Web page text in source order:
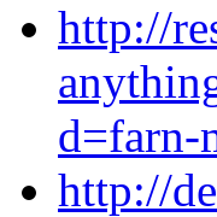
http://
d=farn-
http://